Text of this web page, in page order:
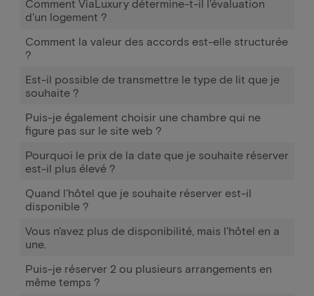
Comment ViaLuxury détermine-t-il l'évaluation
d'un logement ?
Comment la valeur des accords est-elle structurée
?
Est-il possible de transmettre le type de lit que je
souhaite ?
Puis-je également choisir une chambre qui ne
figure pas sur le site web ?
Pourquoi le prix de la date que je souhaite réserver
est-il plus élevé ?
Quand l'hôtel que je souhaite réserver est-il
disponible ?
Vous n'avez plus de disponibilité, mais l'hôtel en a
une.
Puis-je réserver 2 ou plusieurs arrangements en
même temps ?